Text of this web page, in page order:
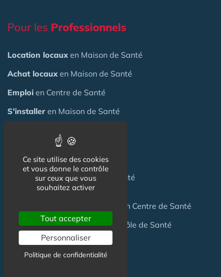
Pour les Professionnels
Location locaux en Maison de Santé
Achat locaux en Maison de Santé
Emploi en Centre de Santé
S'installer en Maison de Santé
une Maison de Santé
Financerune Maison de Santé
Investirdans une Maison de Santé
ou un Centre de Santé
Terrainpour création Maison / Pôle de Santé
FAQ
Ce site utilise des cookies
et vous donne le contrôle
sur ceux que vous
souhaitez activer
Tout accepter
Personnaliser
Politique de confidentialité